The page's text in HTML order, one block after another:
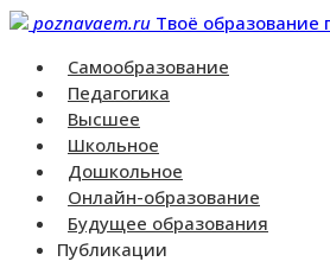
Перейти
контенту
poznavaem.ru Твоё образование
Самообразование
Педагогика
Высшее
Школьное
Дошкольное
Онлайн-образование
Будущее образования
Публикации